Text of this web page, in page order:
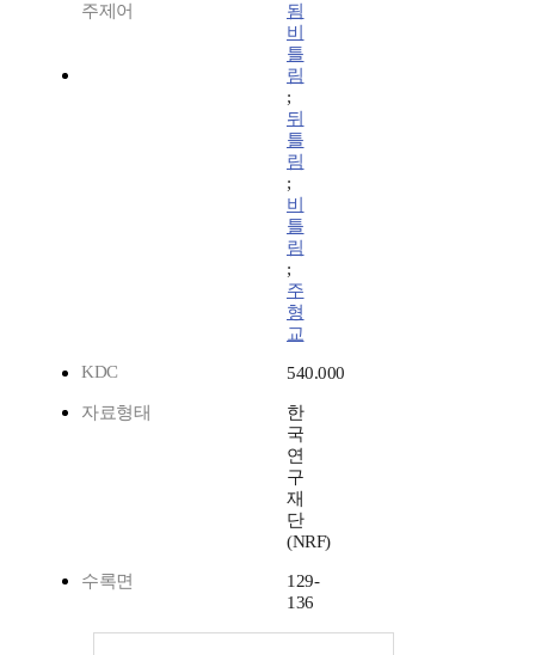
주제어
됨
비
틀
림
;
뒤
틀
림
;
비
틀
림
;
주
형
교
KDC
540.000
자료형태
한
국
연
구
재
단
(NRF)
수록면
129-
136